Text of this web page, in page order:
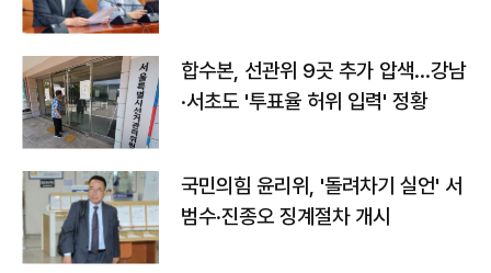
합수본, 선관위 9곳 추가 압색…강남
·서초도 '투표율 허위 입력' 정황
국민의힘 윤리위, '돌려차기 실언' 서
범수·진종오 징계절차 개시